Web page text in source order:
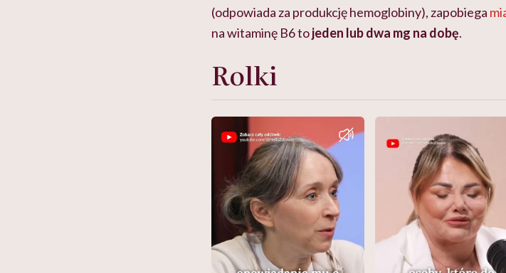
(odpowiada za produkcję hemoglobiny), zapobiega
na witaminę B6 tojeden lub dwa mg na dobę.
Rolki